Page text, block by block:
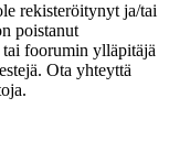
rekisteröitynyt ja/tai
poistanut
foorumin ylläpitäjä
Ota yhteyttä